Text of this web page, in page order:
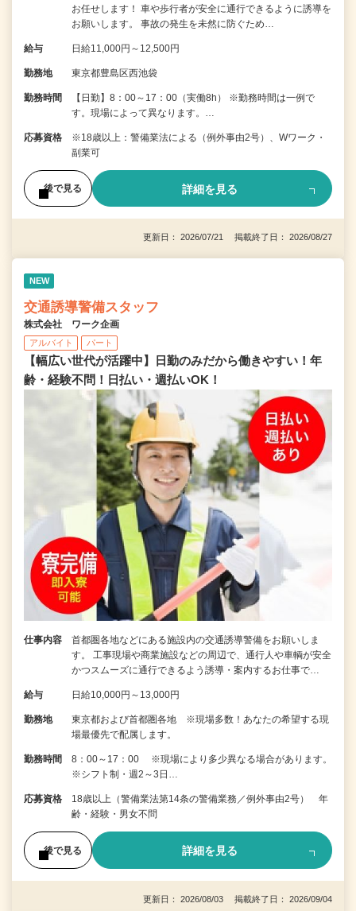
お任せします！ 車や歩行者が安全に通行できるように誘導を
お願いします。 事故の発生を未然に防ぐため…
給与 日給11,000円～12,500円
勤務地 東京都豊島区西池袋
勤務時間
【日勤】8：00～17：00（実働8h） ※勤務時間は一例で
す。現場によって異なります。…
応募資格
※18歳以上：警備業法による（例外事由2号）、Wワーク・
副業可
後で見る 詳細を見る
更新日： 2026/07/21 掲載終了日： 2026/08/27
NEW
交通誘導警備スタッフ
株式会社 ワーク企画
アルバイト パート
【幅広い世代が活躍中】日勤のみだから働きやすい！年
齢・経験不問！日払い・週払いOK！
仕事内容
首都圏各地などにある施設内の交通誘導警備をお願いしま
す。 工事現場や商業施設などの周辺で、通行人や車輌が安全
かつスムーズに通行できるよう誘導・案内するお仕事で…
給与 日給10,000円～13,000円
勤務地
東京都および首都圏各地 ※現場多数！あなたの希望する現
場最優先で配属します。
勤務時間
8：00～17：00 ※現場により多少異なる場合があります。
※シフト制・週2～3日…
応募資格
18歳以上（警備業法第14条の警備業務／例外事由2号） 年
齢・経験・男女不問
後で見る 詳細を見る
更新日： 2026/08/03 掲載終了日： 2026/09/04